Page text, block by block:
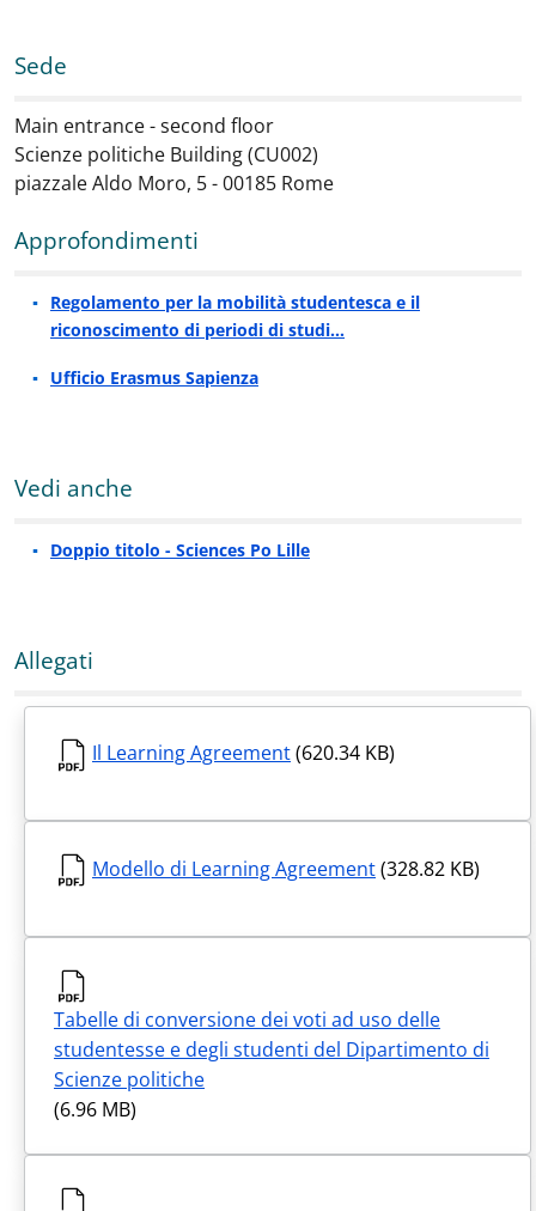
Sede
Main entrance - second floor
Scienze politiche Building (CU002)
piazzale Aldo Moro, 5 - 00185 Rome
Approfondimenti
Regolamento per la mobilità studentesca e il
riconoscimento di periodi di studi…
Ufficio Erasmus Sapienza
Vedi anche
Doppio titolo - Sciences Po Lille
Allegati
Il Learning Agreement(620.34 KB)
Modello di Learning Agreement(328.82 KB)
Tabelle di conversione dei voti ad uso delle
studentesse e degli studenti del Dipartimento di
Scienze politiche
(6.96 MB)